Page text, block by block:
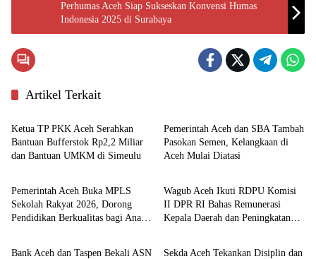
Perhumas Aceh Siap Sukseskan Konvensi Humas
Indonesia 2025 di Surabaya
Artikel Terkait
Aceh
Ketua TP PKK Aceh Serahkan
Bantuan Bufferstok Rp2,2 Miliar
dan Bantuan UMKM di Simeulu
Pemerintah Aceh dan SBA Tambah
Pasokan Semen, Kelangkaan di
Aceh Mulai Diatasi
Pemerintahan
Pemerintah Aceh Buka MPLS
Sekolah Rakyat 2026, Dorong
Pendidikan Berkualitas bagi Anak
Nasional
Wagub Aceh Ikuti RDPU Komisi
II DPR RI Bahas Remunerasi
Kepala Daerah dan Peningkatan
Ekonomi
Bank Aceh dan Taspen Bekali ASN
Aceh
Sekda Aceh Tekankan Disiplin dan